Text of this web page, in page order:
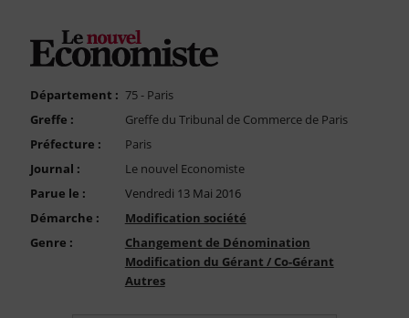
FAQ
Compte PRO
Département : 75 - Paris
Greffe :
Greffe du Tribunal de Commerce de Paris
Préfecture :
Paris
Journal :
Le nouvel Economiste
Parue le :
Vendredi 13 Mai 2016
Démarche :
Modification société
Genre :
Changement de Dénomination
Modification du Gérant / Co-Gérant
Autres